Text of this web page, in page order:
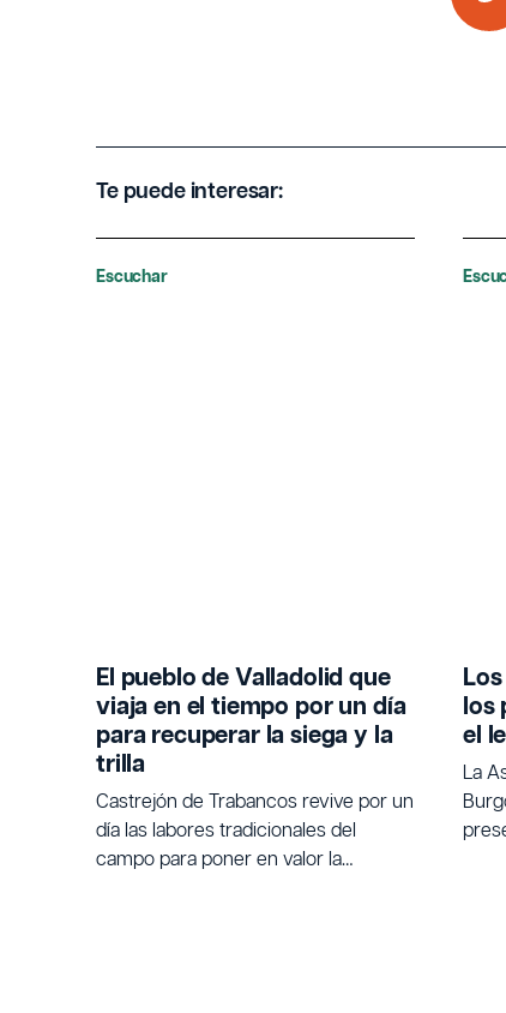
Te puede interesar:
Escuchar
El pueblo de Valladolid que
viaja en el tiempo por un día
para recuperar la siega y la
trilla
Castrejón de Trabancos revive por un
día las labores tradicionales del
campo para poner en valor la
los
el
La